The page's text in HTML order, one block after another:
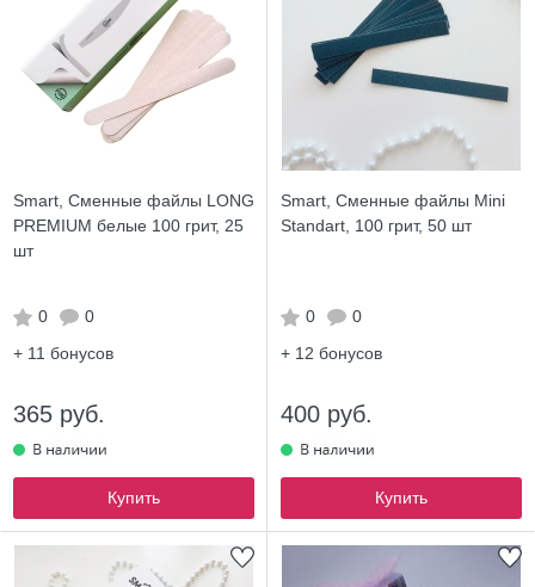
Smart, Сменные файлы LONG
PREMIUM белые 100 грит, 25
шт
0
0
+ 11 бонусов
365 руб.
Купить
Smart, Сменные файлы Mini
Standart, 100 грит, 50 шт
0
0
+ 12 бонусов
400 руб.
Купить